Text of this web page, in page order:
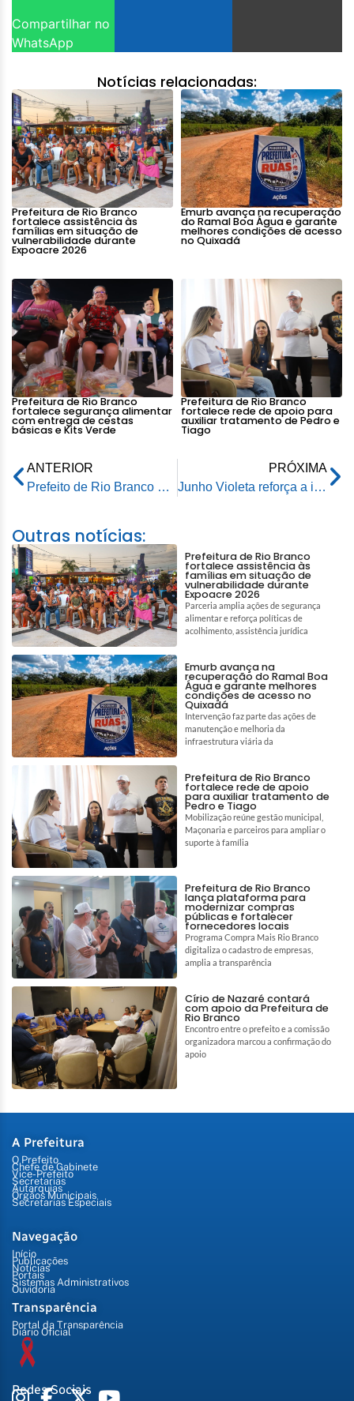
Compartilhar no
WhatsApp
Notícias relacionadas:
Prefeitura de Rio Branco
fortalece assistência às
famílias em situação de
vulnerabilidade durante
Expoacre 2026
Emurb avança na recuperação
do Ramal Boa Água e garante
melhores condições de acesso
no Quixadá
Prefeitura de Rio Branco
fortalece segurança alimentar
com entrega de cestas
básicas e Kits Verde
Prefeitura de Rio Branco
fortalece rede de apoio para
auxiliar tratamento de Pedro e
Tiago
ANTERIOR
Prefeito de Rio Branco prestigia celebração histórica pelos 64 anos de emancipação política do Acre
PRÓXIMA
Junho Violeta reforça a importância do combate à violência contra a pessoa idosa em Rio Branco
Outras notícias:
Prefeitura de Rio Branco
fortalece assistência às
famílias em situação de
vulnerabilidade durante
Expoacre 2026
Parceria amplia ações de segurança
alimentar e reforça políticas de
acolhimento, assistência jurídica
Emurb avança na
recuperação do Ramal Boa
Água e garante melhores
condições de acesso no
Quixadá
Intervenção faz parte das ações de
manutenção e melhoria da
infraestrutura viária da
Prefeitura de Rio Branco
fortalece rede de apoio
para auxiliar tratamento de
Pedro e Tiago
Mobilização reúne gestão municipal,
Maçonaria e parceiros para ampliar o
suporte à família
Prefeitura de Rio Branco
lança plataforma para
modernizar compras
públicas e fortalecer
fornecedores locais
Programa Compra Mais Rio Branco
digitaliza o cadastro de empresas,
amplia a transparência
Círio de Nazaré contará
com apoio da Prefeitura de
Rio Branco
Encontro entre o prefeito e a comissão
organizadora marcou a confirmação do
apoio
A Prefeitura
O Prefeito
Chefe de Gabinete
Vice-Prefeito
Secretarias
Autarquias
Órgãos Municipais
Secretarias Especiais
Navegação
Início
Publicações
Notícias
Portais
Sistemas Administrativos
Ouvidoria
Transparência
Portal da Transparência
Diário Oficial
Redes Sociais